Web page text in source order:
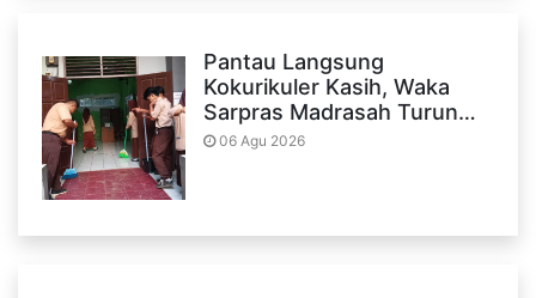
Pantau Langsung
Kokurikuler Kasih, Waka
Sarpras Madrasah Turun…
06 Agu 2026